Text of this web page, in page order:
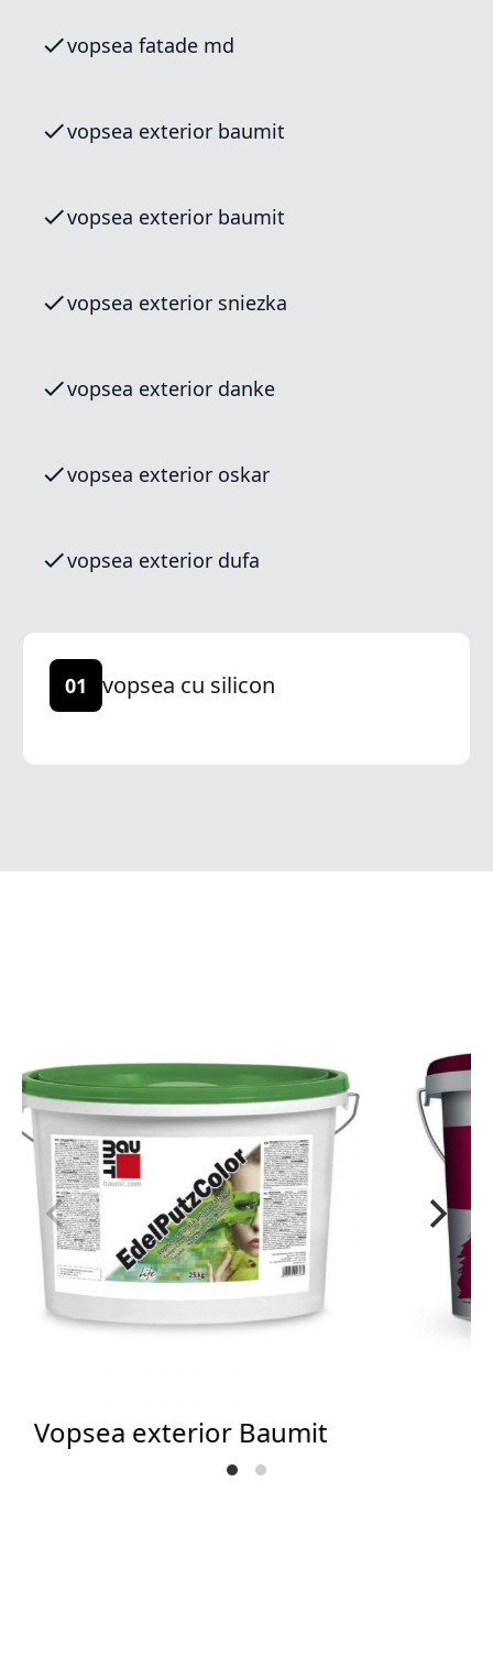
vopsea fatade md
vopsea exterior baumit
vopsea exterior baumit
vopsea exterior sniezka
vopsea exterior danke
vopsea exterior oskar
vopsea exterior dufa
01 vopsea cu silicon
Vopsea exterior Baumit